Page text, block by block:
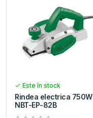
Este în stock
Rindea electrica 750W
NBT-EP-82B